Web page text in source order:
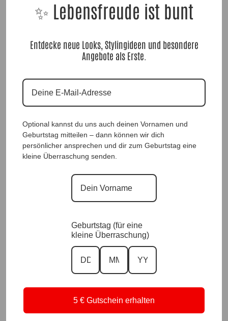
Designhose Luxury Star Maisgelb
|Gr. 36 bis 48|, Anr.: 3866
SeidenfeelTunika Dream
Maisgelb|Gr. Uni 36-48+|, Anr.:
SeidenfeelTunika Dream Safari|Gr.
Zu allen OverlookPullis
Dazu passende Hosen
Zu unseren Lieblingsstücken
✨ Lebensfreude ist bunt
Entdecke neue Looks, Stylingideen und besondere
Angebote als Erste.
Optional kannst du uns auch deinen Vornamen und
Geburtstag mitteilen – dann können wir dich
persönlicher ansprechen und dir zum Geburtstag eine
kleine Überraschung senden.
Geburtstag (für eine
kleine Überraschung)
5 € Gutschein erhalten